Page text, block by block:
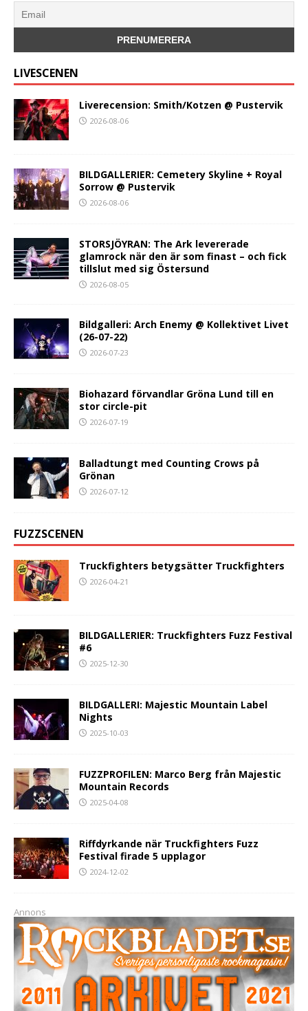
LIVESCENEN
Liverecension: Smith/Kotzen @ Pustervik
2026-08-06
BILDGALLERIER: Cemetery Skyline + Royal
Sorrow @ Pustervik
2026-08-06
STORSJÖYRAN: The Ark levererade
glamrock när den är som finast – och fick
tillslut med sig Östersund
2026-08-05
Bildgalleri: Arch Enemy @ Kollektivet Livet
(26-07-22)
2026-07-23
Biohazard förvandlar Gröna Lund till en
stor circle-pit
2026-07-19
Balladtungt med Counting Crows på
Grönan
2026-07-12
FUZZSCENEN
Truckfighters betygsätter Truckfighters
2026-04-21
BILDGALLERIER: Truckfighters Fuzz Festival
#6
2025-12-30
BILDGALLERI: Majestic Mountain Label
Nights
2025-10-03
FUZZPROFILEN: Marco Berg från Majestic
Mountain Records
2025-04-08
Riffdyrkande när Truckfighters Fuzz
Festival firade 5 upplagor
2024-12-02
Annons